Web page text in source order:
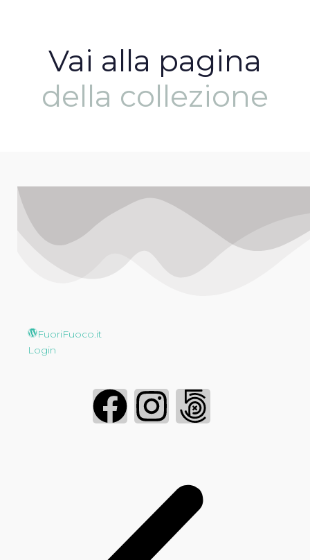
Vai alla pagina
della collezione
FuoriFuoco.it
Login